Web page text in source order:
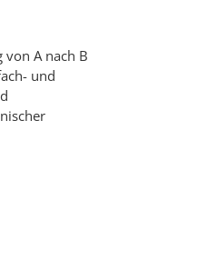
A nach B
und